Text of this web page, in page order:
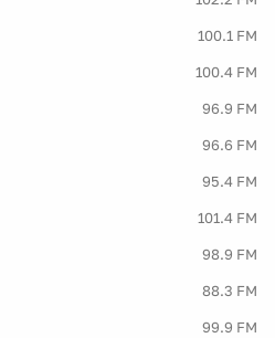
100.1 FM
100.4 FM
96.9 FM
96.6 FM
95.4 FM
101.4 FM
98.9 FM
88.3 FM
99.9 FM